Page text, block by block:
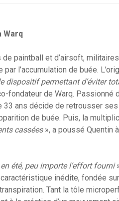
Warq
paintball et d’airsoft,
l’accumulation de buée.
dispositif permettant d’éviter
fondateur de Warq.
33 ans décide de retrousser
de buée. Puis, la
cassées», a poussé Quentin
été, peu importe l’effort fourni
inédite, fondée
Tant la tôle